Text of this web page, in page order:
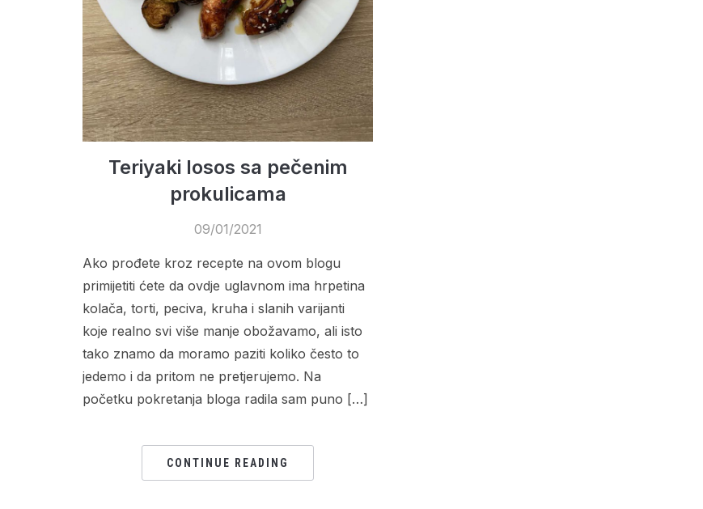
Teriyaki losos sa pečenim
prokulicama
09/01/2021
Ako prođete kroz recepte na ovom blogu
primijetiti ćete da ovdje uglavnom ima hrpetina
kolača, torti, peciva, kruha i slanih varijanti
koje realno svi više manje obožavamo, ali isto
tako znamo da moramo paziti koliko često to
jedemo i da pritom ne pretjerujemo. Na
početku pokretanja bloga radila sam puno […]
CONTINUE READING